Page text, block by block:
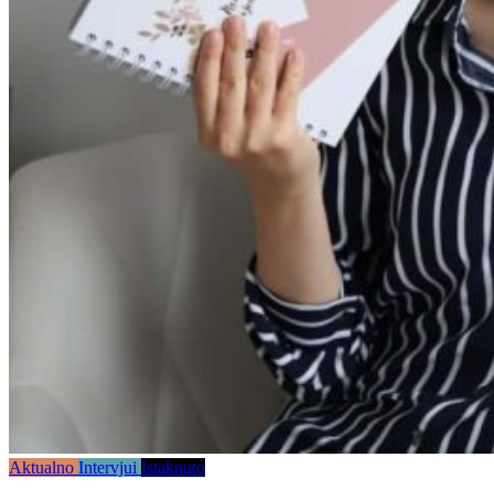
Aktualno Intervjui Istaknuto